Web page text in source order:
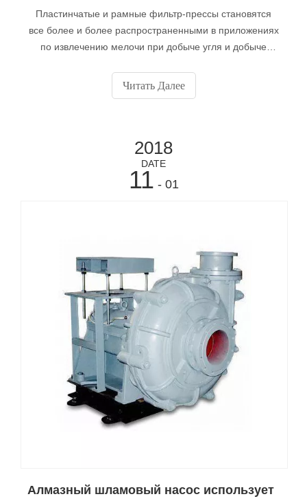
Пластинчатые и рамные фильтр-прессы становятся
все более и более распространенными в приложениях
по извлечению мелочи при добыче угля и добыче
устранением отстойников или хвостохранилищ.
Читать Далее
2018
DATE
11 - 01
Алмазный шламовый насос использует